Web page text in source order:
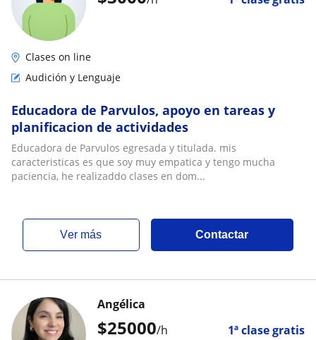
Clases on line
Audición y Lenguaje
Educadora de Parvulos, apoyo en tareas y
planificacion de actividades
Educadora de Parvulos egresada y titulada. mis
caracteristicas es que soy muy empatica y tengo mucha
paciencia, he realizaddo clases en dom...
ver más Contactar
$25000/h 1ª clase gratis
Angélica